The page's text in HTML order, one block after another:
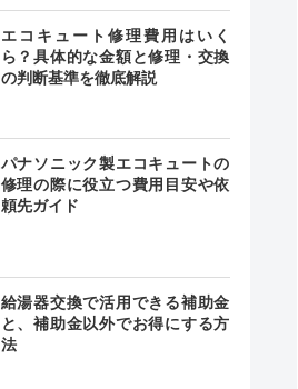
エコキュート修理費用はいく
ら？具体的な金額と修理・交換
の判断基準を徹底解説
パナソニック製エコキュートの
修理の際に役立つ費用目安や依
頼先ガイド
給湯器交換で活用できる補助金
と、補助金以外でお得にする方
法